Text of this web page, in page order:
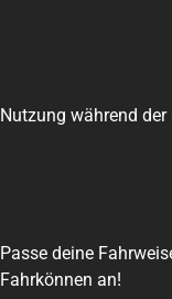
Nutzung während
Passe deine
Fahrkönnen an!